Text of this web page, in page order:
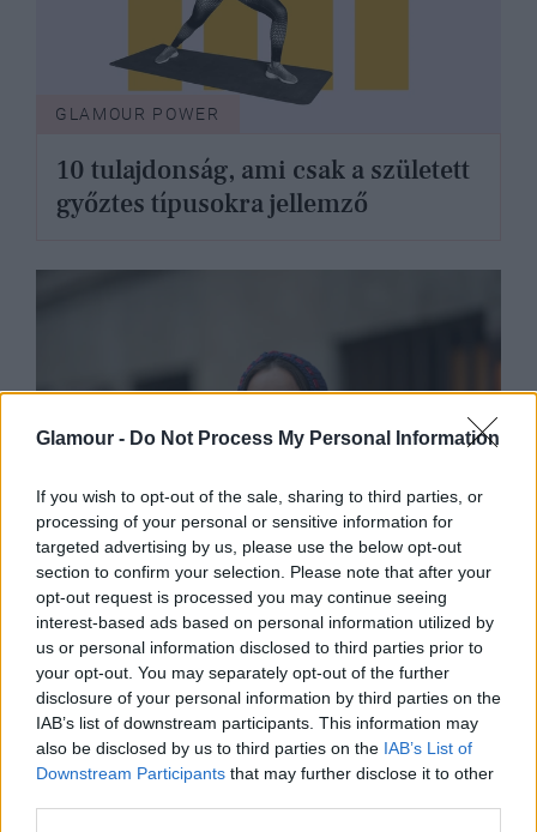
Glamour - Do Not Process My Personal Information
If you wish to opt-out of the sale, sharing to third parties, or
processing of your personal or sensitive information for
targeted advertising by us, please use the below opt-out
section to confirm your selection. Please note that after your
opt-out request is processed you may continue seeing
interest-based ads based on personal information utilized by
us or personal information disclosed to third parties prior to
your opt-out. You may separately opt-out of the further
disclosure of your personal information by third parties on the
IAB’s list of downstream participants. This information may
also be disclosed by us to third parties on the IAB’s List of
Downstream Participants that may further disclose it to other
GLAMOUR POWER
10 tulajdonság, ami csak a született
győztes típusokra jellemző
ÉLETMÓD
A legfontosabb tulajdonság, ami
nemcsak túlélni segít, de
boldogabbá is tehet